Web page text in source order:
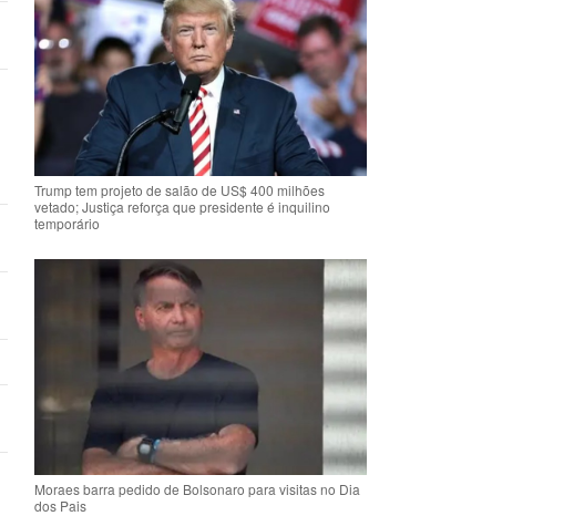
Trump tem projeto de salão de US$ 400 milhões
vetado; Justiça reforça que presidente é inquilino
temporário
Moraes barra pedido de Bolsonaro para visitas no Dia
dos Pais